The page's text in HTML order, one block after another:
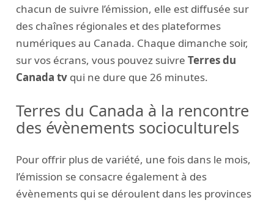
chacun de suivre l’émission, elle est diffusée sur
des chaînes régionales et des plateformes
numériques au Canada. Chaque dimanche soir,
sur vos écrans, vous pouvez suivre Terres du
Canada tvqui ne dure que 26 minutes.
Terres du Canada à la rencontre
des évènements socioculturels
Pour offrir plus de variété, une fois dans le mois,
l’émission se consacre également à des
évènements qui se déroulent dans les provinces